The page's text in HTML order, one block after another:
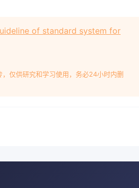
of standard system for
仅供研究和学习使用，务必24小时内删